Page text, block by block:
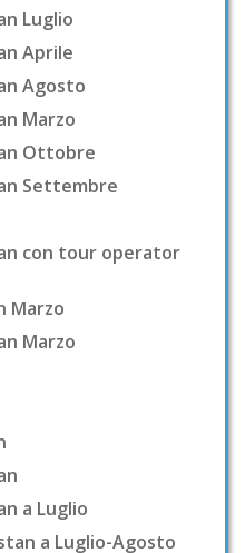
Luglio
Aprile
Agosto
Marzo
Ottobre
Settembre
con tour operator
Marzo
Marzo
a Luglio
a Luglio-Agosto